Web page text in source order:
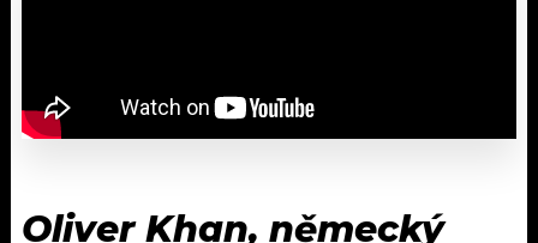
Oliver Khan, německý